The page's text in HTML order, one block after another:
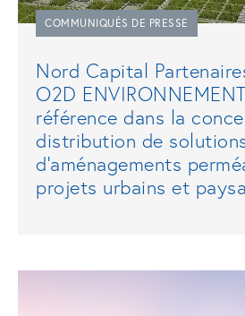
COMMUNIQUÉS DE PRESSE
Nord Capital
O2D
référence dans la
distribution de
d’aménagements
projets urbains et